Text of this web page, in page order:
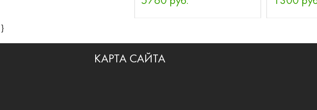
}
КАРТА САЙТА